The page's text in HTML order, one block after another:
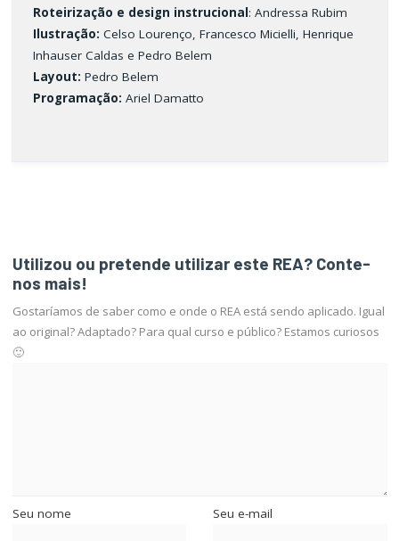
Roteirização e design instrucional: Andressa Rubim
Ilustração: Celso Lourenço, Francesco Micielli, Henrique
Inhauser Caldas e Pedro Belem
Layout: Pedro Belem
Programação: Ariel Damatto
Utilizou ou pretende utilizar este REA? Conte-
nos mais!
Gostaríamos de saber como e onde o REA está sendo aplicado. Igual
ao original? Adaptado? Para qual curso e público? Estamos curiosos
🙂
Seu nome Seu e-mail